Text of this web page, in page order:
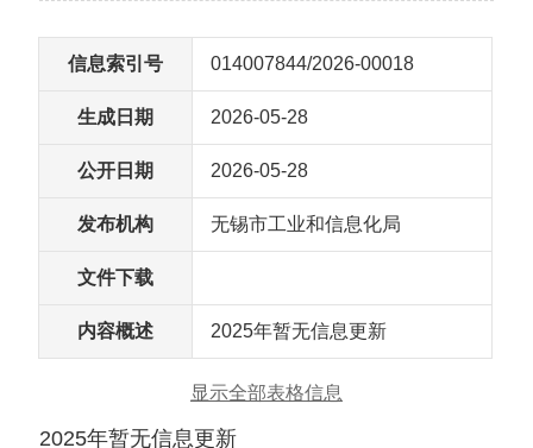
信息索引号 014007844/2026-00018
生成日期 2026-05-28
公开日期 2026-05-28
发布机构 无锡市工业和信息化局
文件下载
内容概述 2025年暂无信息更新
显示全部表格信息
2025年暂无信息更新